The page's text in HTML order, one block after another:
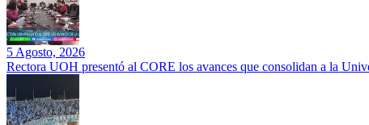
5 Agosto, 2026
Rectora UOH presentó al CORE los avances que consolidan a la